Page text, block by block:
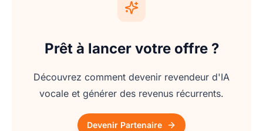
Prêt à lancer votre offre ?
Découvrez comment devenir revendeur d'IA
vocale et générer des revenus récurrents.
Devenir Partenaire